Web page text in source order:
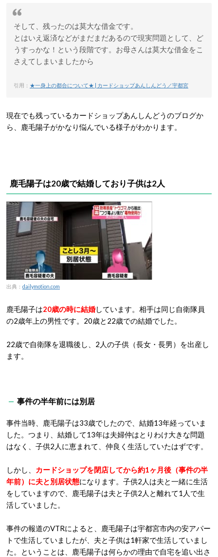
そして、残ったのは莫大な借金です。
とはいえ返済などがまだまだあるので現実問題として、ど
うすっかな！という段階です。お母さんは莫大な借金をこ
さえてしまいましたから
引用： ★一身上の都合について★ | カードショップあんしんどう／宇都宮
現在でも残っているカードショップあんしんどうのブログか
ら、鹿毛陽子がかなり悩んでいる様子がわかります。
鹿毛陽子は20歳で結婚しており子供は2人
出典： dailymotion.com
鹿毛陽子は20歳の時に結婚しています。相手は同じ自衛隊員
の2歳年上の男性です。20歳と22歳での結婚でした。
22歳で自衛隊を退職後し、2人の子供（長女・長男）を出産し
ます。
事件の半年前には別居
事件当時、鹿毛陽子は33歳でしたので、結婚13年経っていま
した。つまり、結婚して13年は夫婦仲はとりわけ大きな問題
はなく、子供2人に恵まれて、仲良く生活していたはずです。
しかし、
カードショップを閉店してから約1ヶ月後（事件の半
年前）に夫と別居状態になります。子供2人は夫と一緒に生活
をしていますので、鹿毛陽子は夫と子供2人と離れて1人で生
活していました。
事件の報道のVTRによると、鹿毛陽子は宇都宮市内の安アパー
トで生活していましたが、夫と子供は1軒家で生活していまし
た。ということは、鹿毛陽子は何らかの理由で自宅を追い出さ